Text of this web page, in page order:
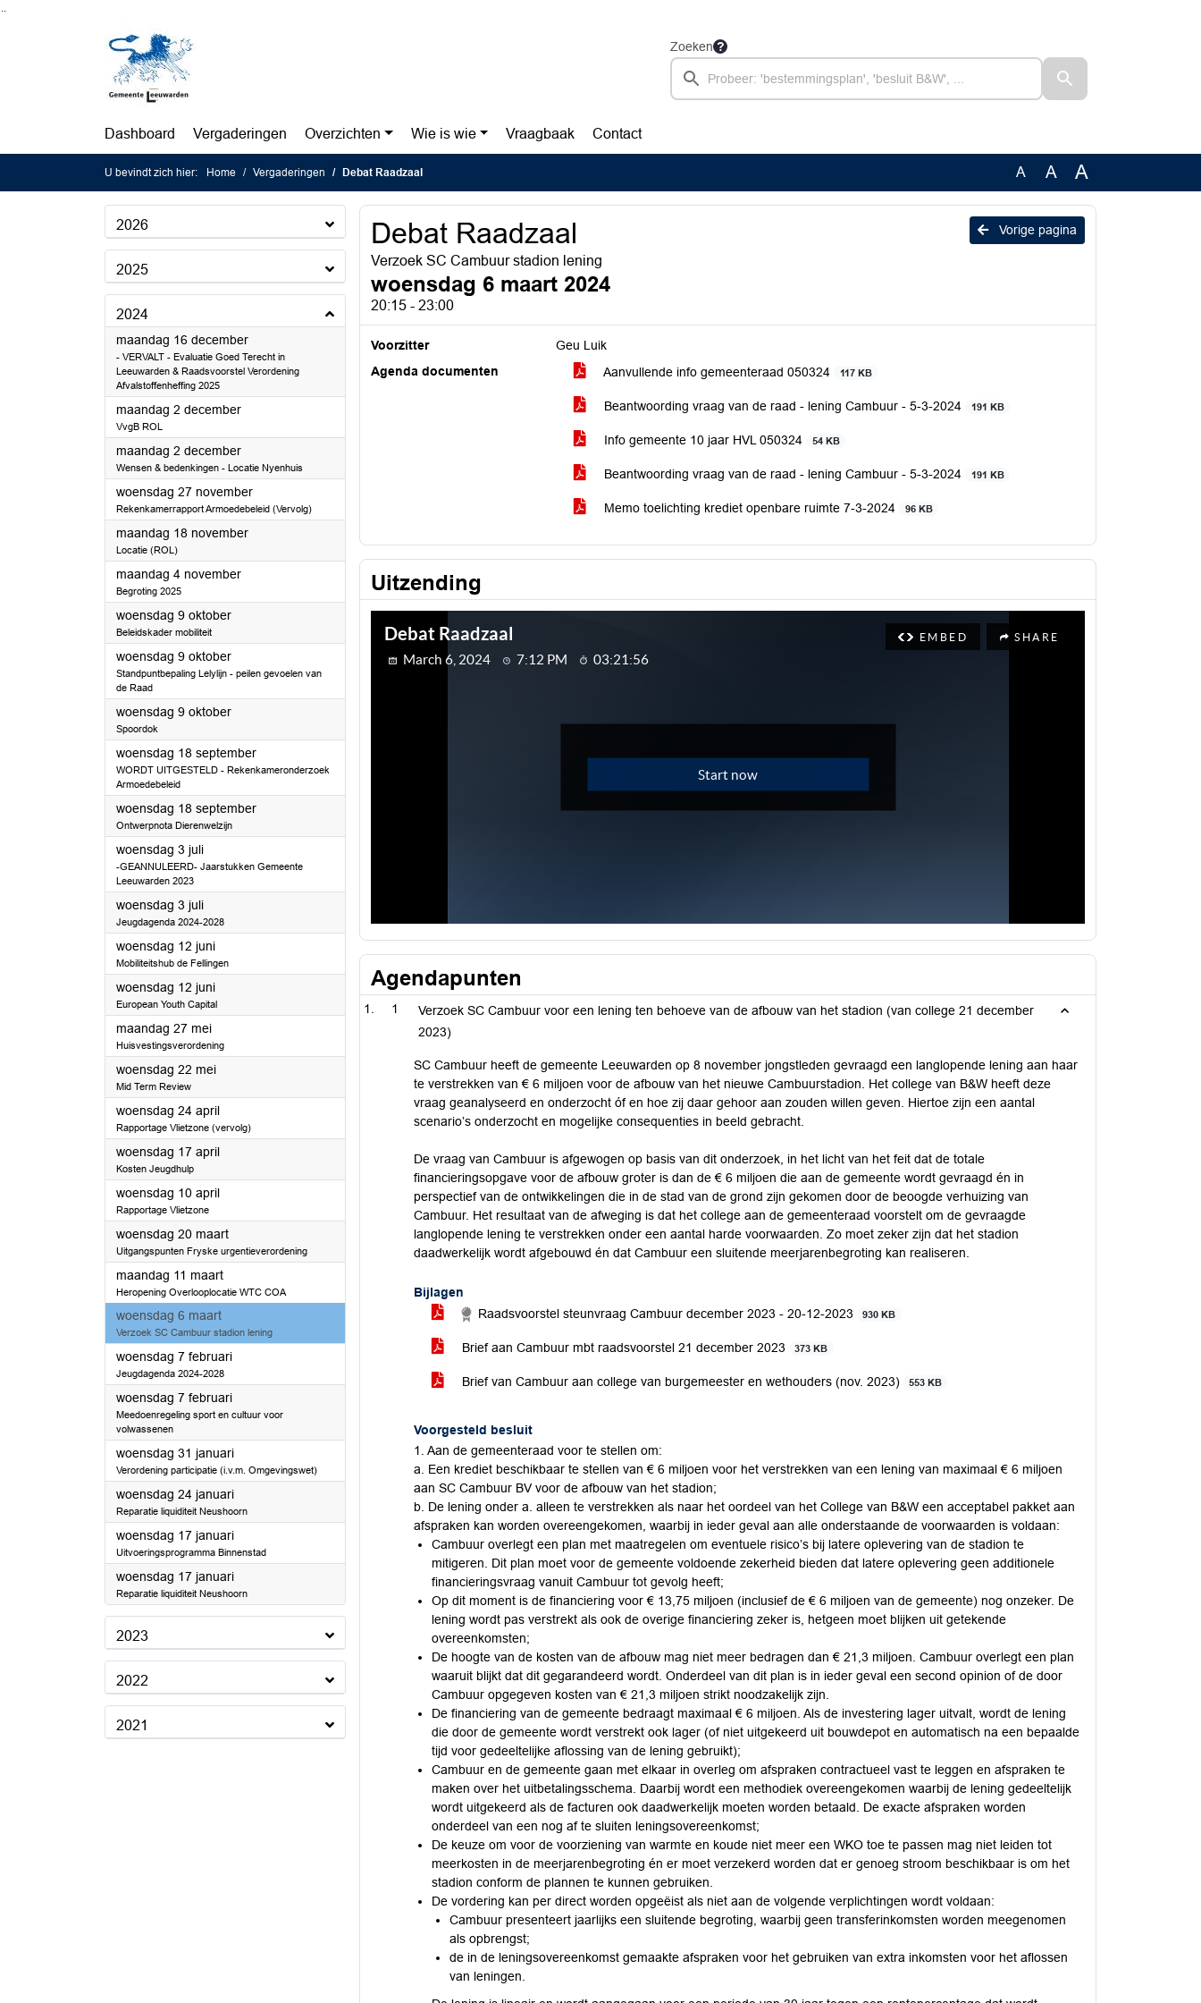
Zoeken
Dashboard Vergaderingen Overzichten Wie is wie Vraagbaak Contact
U bevindt zich hier: Home Vergaderingen Debat Raadzaal A A A
2026
2025
2024
maandag 16 december2024
- VERVALT - Evaluatie Goed Terecht in
Leeuwarden & Raadsvoorstel Verordening
Afvalstoffenheffing 2025
maandag 2 december2024
VvgB ROL
maandag 2 december2024
Wensen & bedenkingen - Locatie Nyenhuis
woensdag 27 november2024
Rekenkamerrapport Armoedebeleid (Vervolg)
maandag 18 november2024
Locatie (ROL)
maandag 4 november2024
Begroting 2025
woensdag 9 oktober2024
Beleidskader mobiliteit
woensdag 9 oktober2024
Standpuntbepaling Lelylijn - peilen gevoelen van
de Raad
woensdag 9 oktober2024
Spoordok
woensdag 18 september2024
WORDT UITGESTELD - Rekenkameronderzoek
Armoedebeleid
woensdag 18 september2024
Ontwerpnota Dierenwelzijn
woensdag 3 juli2024
-GEANNULEERD- Jaarstukken Gemeente
Leeuwarden 2023
woensdag 3 juli2024
Jeugdagenda 2024-2028
woensdag 12 juni2024
Mobiliteitshub de Fellingen
woensdag 12 juni2024
European Youth Capital
maandag 27 mei2024
Huisvestingsverordening
woensdag 22 mei2024
Mid Term Review
woensdag 24 april2024
Rapportage Vlietzone (vervolg)
woensdag 17 april2024
Kosten Jeugdhulp
woensdag 10 april2024
Rapportage Vlietzone
woensdag 20 maart2024
Uitgangspunten Fryske urgentieverordening
maandag 11 maart2024
Heropening Overlooplocatie WTC COA
woensdag 6 maart2024
Verzoek SC Cambuur stadion lening
woensdag 7 februari2024
Jeugdagenda 2024-2028
woensdag 7 februari2024
Meedoenregeling sport en cultuur voor
volwassenen
woensdag 31 januari2024
Verordening participatie (i.v.m. Omgevingswet)
woensdag 24 januari2024
Reparatie liquiditeit Neushoorn
woensdag 17 januari2024
Uitvoeringsprogramma Binnenstad
woensdag 17 januari2024
Reparatie liquiditeit Neushoorn
2023
2022
2021
Vorige pagina
Debat Raadzaal
Verzoek SC Cambuur stadion lening
woensdag 6 maart 2024
20:15 - 23:00
Voorzitter
Geu Luik
Agenda documenten
Aanvullende info gemeenteraad 050324 117 KB
Beantwoording vraag van de raad - lening Cambuur - 5-3-2024 191 KB
Info gemeente 10 jaar HVL 050324 54 KB
Beantwoording vraag van de raad - lening Cambuur - 5-3-2024 191 KB
Memo toelichting krediet openbare ruimte 7-3-2024 96 KB
Uitzending
Agendapunten
1
Verzoek SC Cambuur voor een lening ten behoeve van de afbouw van het stadion (van college 21 december
2023)
SC Cambuur heeft de gemeente Leeuwarden op 8 november jongstleden gevraagd een langlopende lening aan haar
te verstrekken van € 6 miljoen voor de afbouw van het nieuwe Cambuurstadion. Het college van B&W heeft deze
vraag geanalyseerd en onderzocht óf en hoe zij daar gehoor aan zouden willen geven. Hiertoe zijn een aantal
scenario’s onderzocht en mogelijke consequenties in beeld gebracht.
De vraag van Cambuur is afgewogen op basis van dit onderzoek, in het licht van het feit dat de totale
financieringsopgave voor de afbouw groter is dan de € 6 miljoen die aan de gemeente wordt gevraagd én in
perspectief van de ontwikkelingen die in de stad van de grond zijn gekomen door de beoogde verhuizing van
Cambuur. Het resultaat van de afweging is dat het college aan de gemeenteraad voorstelt om de gevraagde
langlopende lening te verstrekken onder een aantal harde voorwaarden. Zo moet zeker zijn dat het stadion
daadwerkelijk wordt afgebouwd én dat Cambuur een sluitende meerjarenbegroting kan realiseren.
Bijlagen
Raadsvoorstel steunvraag Cambuur december 2023 - 20-12-2023
930 KB
Brief aan Cambuur mbt raadsvoorstel 21 december 2023 373 KB
Brief van Cambuur aan college van burgemeester en wethouders (nov. 2023) 553 KB
Voorgesteld besluit
1. Aan de gemeenteraad voor te stellen om:
a. Een krediet beschikbaar te stellen van € 6 miljoen voor het verstrekken van een lening van maximaal € 6 miljoen
aan SC Cambuur BV voor de afbouw van het stadion;
b. De lening onder a. alleen te verstrekken als naar het oordeel van het College van B&W een acceptabel pakket aan
afspraken kan worden overeengekomen, waarbij in ieder geval aan alle onderstaande de voorwaarden is voldaan:
Cambuur overlegt een plan met maatregelen om eventuele risico’s bij latere oplevering van de stadion te
mitigeren. Dit plan moet voor de gemeente voldoende zekerheid bieden dat latere oplevering geen additionele
financieringsvraag vanuit Cambuur tot gevolg heeft;
Op dit moment is de financiering voor € 13,75 miljoen (inclusief de € 6 miljoen van de gemeente) nog onzeker. De
lening wordt pas verstrekt als ook de overige financiering zeker is, hetgeen moet blijken uit getekende
overeenkomsten;
De hoogte van de kosten van de afbouw mag niet meer bedragen dan € 21,3 miljoen. Cambuur overlegt een plan
waaruit blijkt dat dit gegarandeerd wordt. Onderdeel van dit plan is in ieder geval een second opinion of de door
Cambuur opgegeven kosten van € 21,3 miljoen strikt noodzakelijk zijn.
De financiering van de gemeente bedraagt maximaal € 6 miljoen. Als de investering lager uitvalt, wordt de lening
die door de gemeente wordt verstrekt ook lager (of niet uitgekeerd uit bouwdepot en automatisch na een bepaalde
tijd voor gedeeltelijke aflossing van de lening gebruikt);
Cambuur en de gemeente gaan met elkaar in overleg om afspraken contractueel vast te leggen en afspraken te
maken over het uitbetalingsschema. Daarbij wordt een methodiek overeengekomen waarbij de lening gedeeltelijk
wordt uitgekeerd als de facturen ook daadwerkelijk moeten worden betaald. De exacte afspraken worden
onderdeel van een nog af te sluiten leningsovereenkomst;
De keuze om voor de voorziening van warmte en koude niet meer een WKO toe te passen mag niet leiden tot
meerkosten in de meerjarenbegroting én er moet verzekerd worden dat er genoeg stroom beschikbaar is om het
stadion conform de plannen te kunnen gebruiken.
De vordering kan per direct worden opgeëist als niet aan de volgende verplichtingen wordt voldaan:
Cambuur presenteert jaarlijks een sluitende begroting, waarbij geen transferinkomsten worden meegenomen
als opbrengst;
de in de leningsovereenkomst gemaakte afspraken voor het gebruiken van extra inkomsten voor het aflossen
van leningen.